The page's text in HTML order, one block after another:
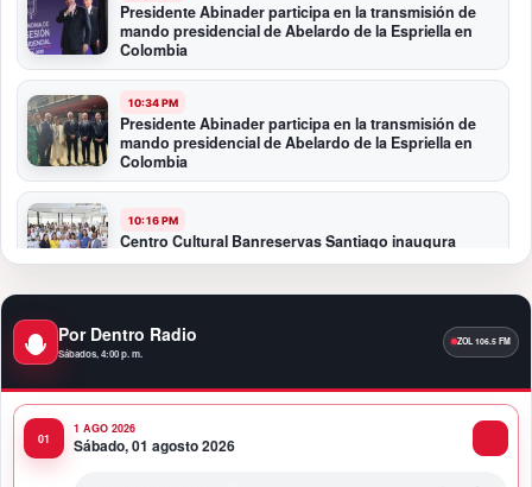
Presidente Abinader participa en la transmisión de
mando presidencial de Abelardo de la Espriella en
Colombia
10:34 PM
Presidente Abinader participa en la transmisión de
mando presidencial de Abelardo de la Espriella en
Colombia
10:16 PM
Centro Cultural Banreservas Santiago inaugura
Primer Congreso de Artesanos de Santiago
Premios a la Moda Dominicana celebró su quinta
edición en el Teatro Nacional
11:58 PM
Presidente Abinader viaja a Colombia para participar
Por Dentro Radio
Sábados, 4:00 p. m.
1 AGO 2026
Sábado, 01 agosto 2026